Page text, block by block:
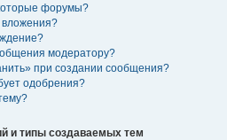
форумы?
вложения?
модератору?
при создании сообщения?
одобрения?
и типы создаваемых тем